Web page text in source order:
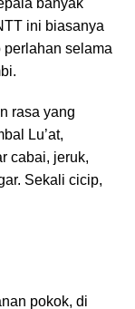
ini biasanya
selama
rasa yang
Lu’at,
cabai, jeruk,
Sekali cicip,
pokok, di